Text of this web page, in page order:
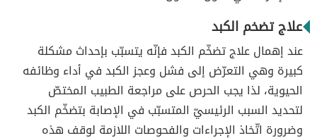
علاج تضخم الكبد
عند إهمال علاج تضخّم الكبد فإنّه يتسبّب بإحداث مشكلة
كبيرة وهي التعرّض إلى فشل وعجز الكبد في أداء وظائفه
الحيوية، لذا يجب الحرص على مراجعة الطبيب المختصّ
لتحديد السبب الرئيسيّ المتسبّب في الإصابة بتضخّم الكبد
وضرورة اتّخاذ الإجراءات والفحوصات اللازمة لوقف هذه